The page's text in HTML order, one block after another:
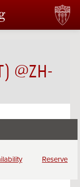
@ZH-
Reserve